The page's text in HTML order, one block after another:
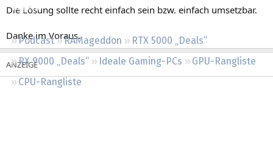
Regeln
Podcast RAMageddon
RTX 5000 „Deals“
RX 9000 „Deals“
Ideale Gaming-PCs
GPU-Rangliste
CPU-Rangliste
Die Lösung sollte recht einfach sein bzw. einfach umsetzbar.
Danke im Voraus.